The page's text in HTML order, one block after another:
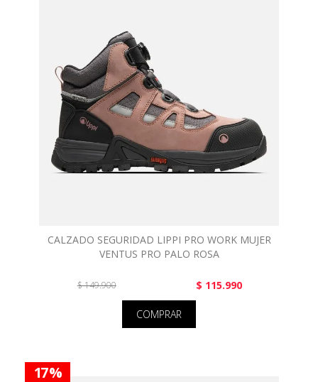
CALZADO SEGURIDAD LIPPI PRO WORK MUJER
VENTUS PRO PALO ROSA
$ 149.900 $ 115.990
COMPRAR
17 %